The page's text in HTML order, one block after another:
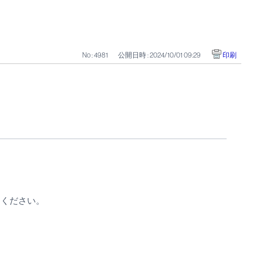
No : 4981 公開日時 : 2024/10/01 09:29 印刷
ださい。